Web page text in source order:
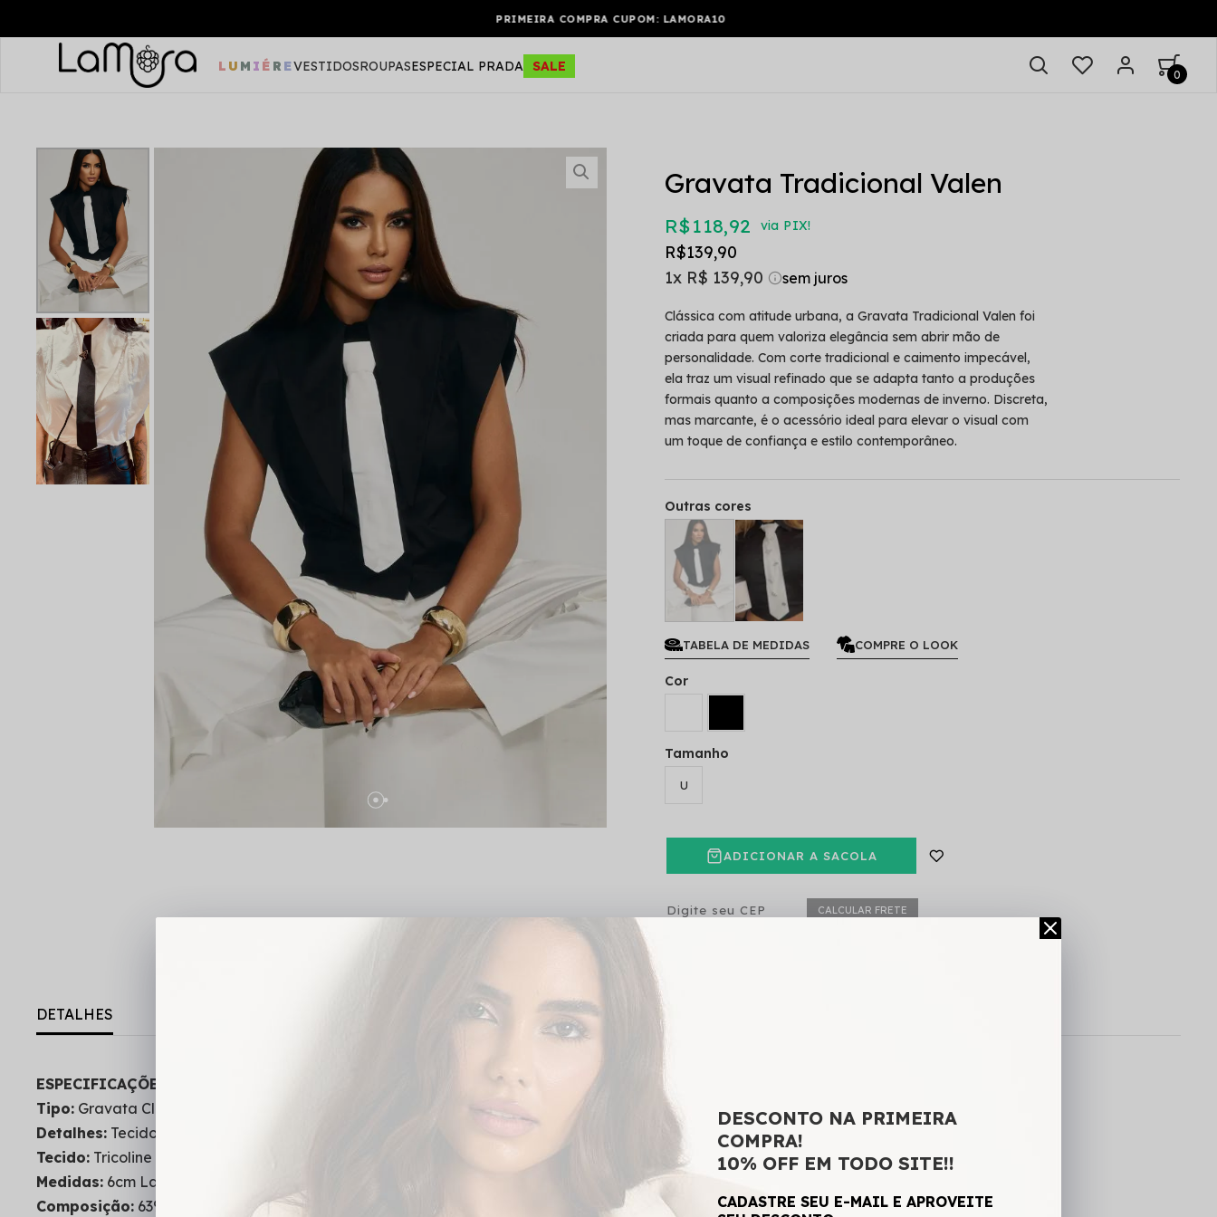
PRIMEIRA COMPRA CUPOM: LAMORA10
LUMIÉREVESTIDOSROUPASESPECIAL PRADA SALE 0
Gravata Tradicional Valen
R$ 118,92 via PIX!
R$ 139,90
1x R$ 139,90
Clássica com atitude urbana, a Gravata Tradicional Valen foi
criada para quem valoriza elegância sem abrir mão de
personalidade. Com corte tradicional e caimento impecável,
ela traz um visual refinado que se adapta tanto a produções
formais quanto a composições modernas de inverno. Discreta,
mas marcante, é o acessório ideal para elevar o visual com
um toque de confiança e estilo contemporâneo.
Outras cores
TABELA DE MEDIDAS COMPRE O LOOK
Cor
Tamanho
U
ADICIONAR A SACOLA
CALCULAR FRETE
DETALHES
ESPECIFICAÇÕES DO PRODUTO:
Tipo: Gravata Clássica
Detalhes: Tecido não estica
Tecido: Tricoline
Medidas: 6cm Largura - 121cm Comprimento
Composição: 63% Poliéster - 33% Poliamida - 4% Elastano
DESCONTO NA PRIMEIRA
COMPRA!
10% OFF EM TODO SITE!!
CADASTRE SEU E-MAIL E APROVEITE